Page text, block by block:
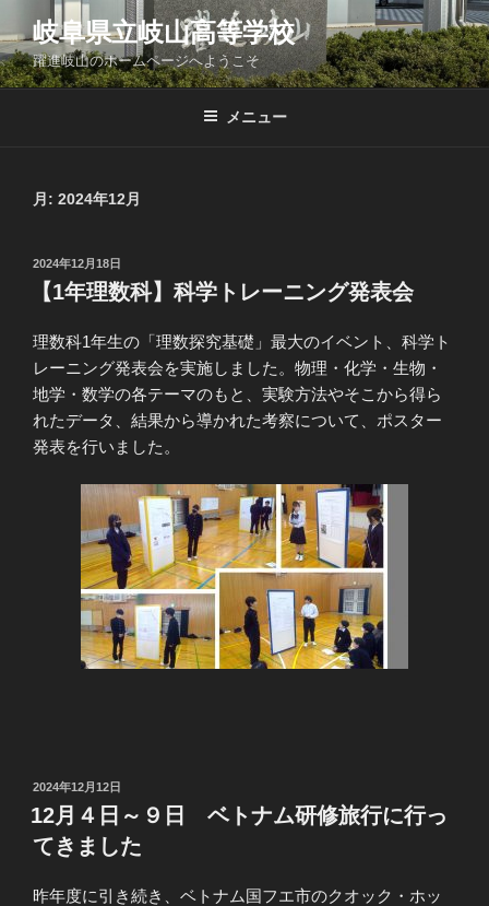
ン
テ
ン
岐阜県立岐山高等学校
躍進岐山のホームページへようこそ
メニュー
月: 2024年12月
投
日:
2024年12月18日
【1年理数科】科学トレーニング発表会
理数科1年生の「理数探究基礎」最大のイベント、科学ト
レーニング発表会を実施しました。物理・化学・生物・
地学・数学の各テーマのもと、実験方法やそこから得ら
れたデータ、結果から導かれた考察について、ポスター
発表を行いました。
投
稿
日:
2024年12月12日
12月４日～９日 ベトナム研修旅行に行っ
てきました
昨年度に引き続き、ベトナム国フエ市のクオック・ホッ